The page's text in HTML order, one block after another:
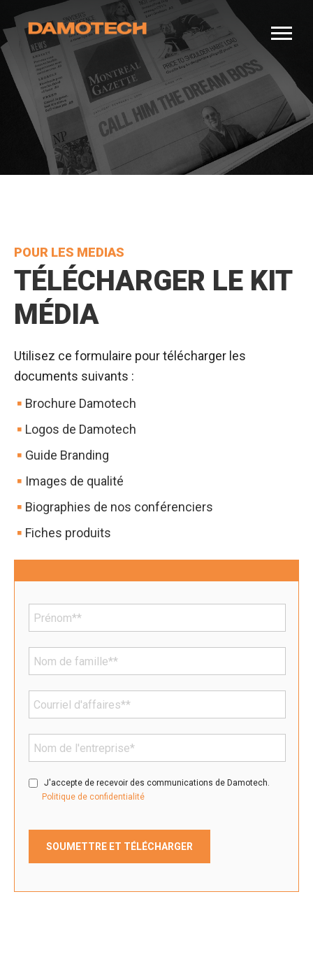
POUR LES MEDIAS
TÉLÉCHARGER LE KIT
MÉDIA
Utilisez ce formulaire pour télécharger les
documents suivants :
Brochure Damotech
Logos de Damotech
Guide Branding
Images de qualité
Biographies de nos conférenciers
Fiches produits
J'accepte de recevoir des communications de Damotech.
Politique de confidentialité